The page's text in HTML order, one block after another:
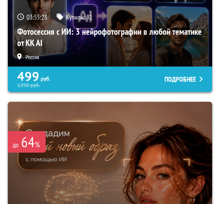
03:55:27 Купили:81
Фотосессия с ИИ: 3 нейрофотографии в любой тематике
от KK AI
Россия
499 руб.
1290руб.
ПОДРОБНЕЕ
до 64%